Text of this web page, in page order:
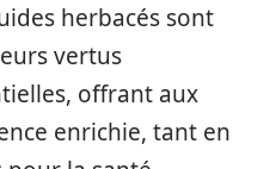
herbacés sont
vertus
offrant aux
enrichie, tant en